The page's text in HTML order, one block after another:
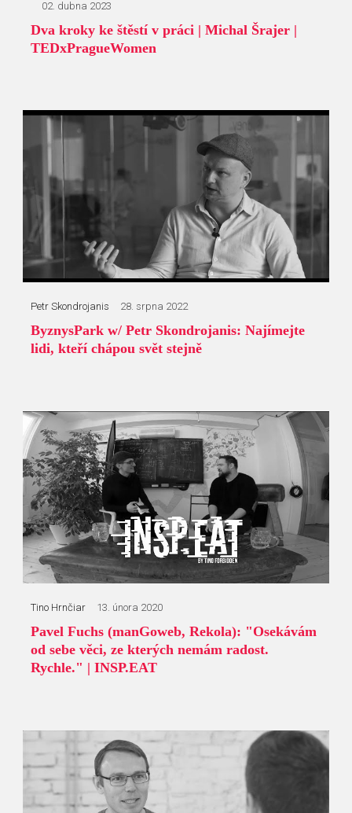
02. dubna 2023
Dva kroky ke štěstí v práci | Michal Šrajer |
TEDxPragueWomen
Petr Skondrojanis 28. srpna 2022
ByznysPark w/ Petr Skondrojanis: Najímejte
lidi, kteří chápou svět stejně
Tino Hrnčiar 13. února 2020
Pavel Fuchs (manGoweb, Rekola): "Osekávám
od sebe věci, ze kterých nemám radost.
Rychle." | INSP.EAT